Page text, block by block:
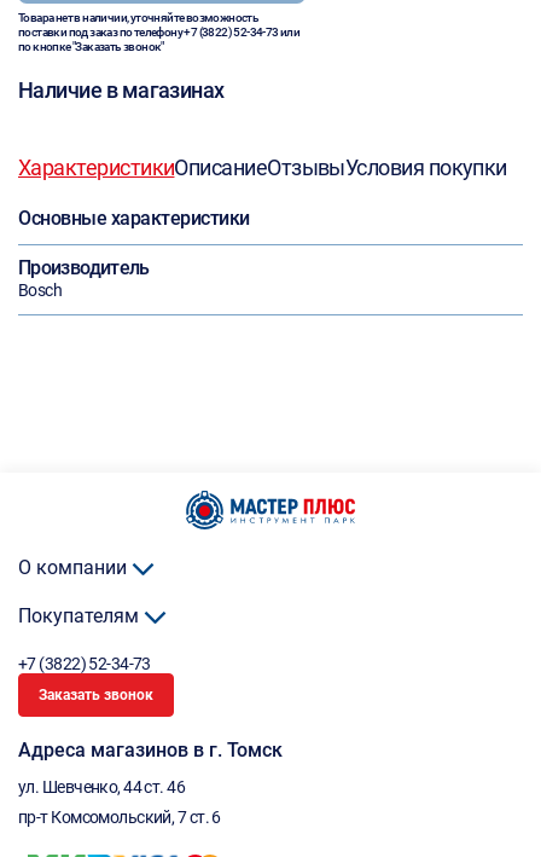
Товара нет в наличии, уточняйте возможность
поставки под заказ по телефону+7 (3822) 52-34-73или
по кнопке "Заказать звонок"
Наличие в магазинах
ХарактеристикиОписаниеОтзывыУсловия покупки
Основные характеристики
Производитель
Bosch
О компании
Покупателям
+7 (3822) 52-34-73
Заказать звонок
Адреса магазинов в г. Томск
ул. Шевченко, 44 ст. 46
пр-т Комсомольский, 7 ст. 6